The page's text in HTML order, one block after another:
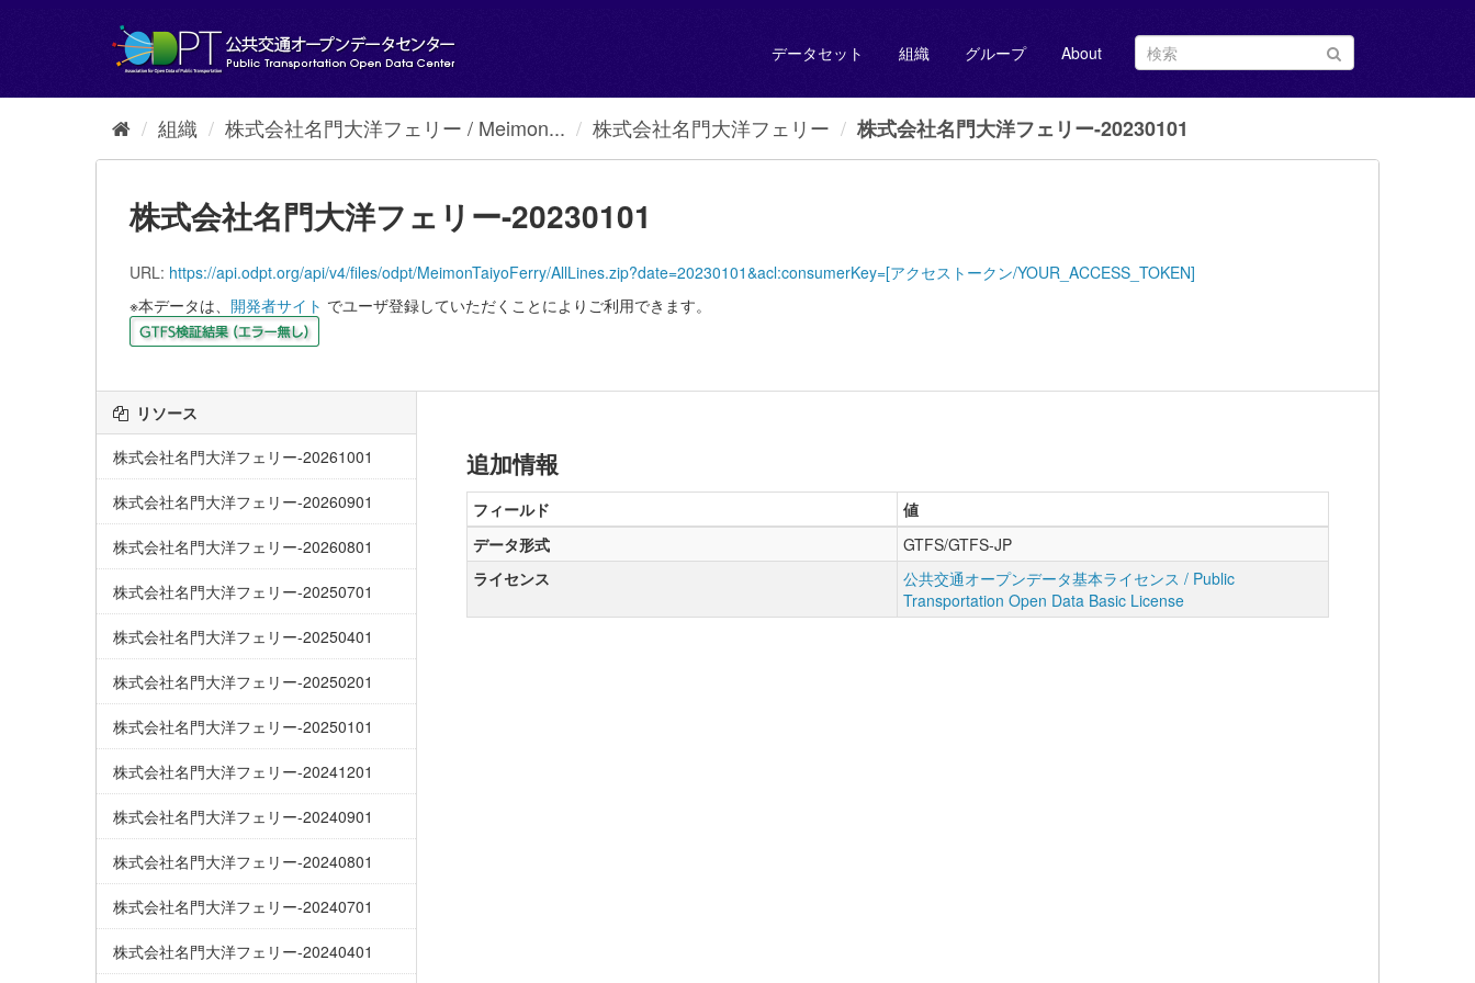
し
データセット 組織 グループ About
組織 株式会社名門大洋フェリー / Meimon... 株式会社名門大洋フェリー 株式会社名門大洋フェリー-20230101
株式会社名門大洋フェリー-20230101
URL: https://api.odpt.org/api/v4/files/odpt/MeimonTaiyoFerry/AllLines.zip?date=20230101&acl:consumerKey=[アクセストークン/YOUR_ACCESS_TOKEN]
※本データは、 開発者サイト でユーザ登録していただくことによりご利用できます。
リソース
株式会社名門大洋フェリー-20261001
株式会社名門大洋フェリー-20260901
株式会社名門大洋フェリー-20260801
株式会社名門大洋フェリー-20250701
株式会社名門大洋フェリー-20250401
株式会社名門大洋フェリー-20250201
株式会社名門大洋フェリー-20250101
株式会社名門大洋フェリー-20241201
株式会社名門大洋フェリー-20240901
株式会社名門大洋フェリー-20240801
株式会社名門大洋フェリー-20240701
株式会社名門大洋フェリー-20240401
追加情報
フィールド
値
データ形式
GTFS/GTFS-JP
ライセンス
公共交通オープンデータ基本ライセンス / Public
Transportation Open Data Basic License